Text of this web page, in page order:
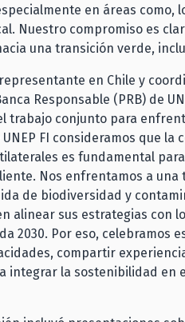
en áreas como,
Nuestro compromiso es
una transición verde,
en Chile y
Responsable (PRB) de
trabajo conjunto para
UNEP FI consideramos que
es fundamental
Nos enfrentamos a
de biodiversidad y
alinear sus estrategias con
2030. Por eso, celebramos
compartir
integrar la sostenibilidad en